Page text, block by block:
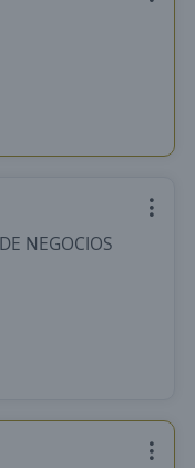
NEGOCIOS